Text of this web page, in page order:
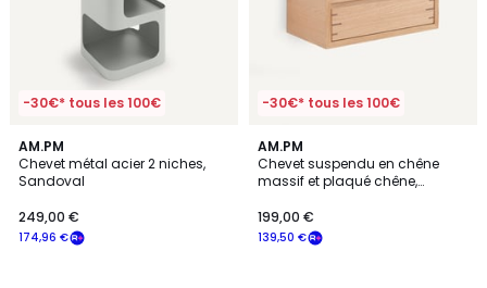
-30€* tous les 100€
AM.PM
Chevet métal acier 2 niches,
Sandoval
174,96 €
249,00 €
4,5
/ 5
2
Couleurs
-30€* tous les 100€
AM.PM
Chevet suspendu en chêne
massif et plaqué chêne,
139,50 €
199,00 €